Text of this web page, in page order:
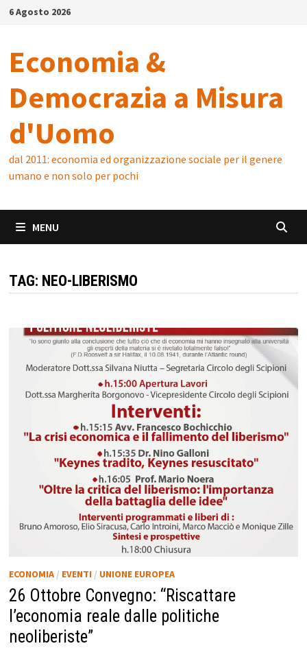
Skip6 Agosto 2026
Economia &
Democrazia a Misura
d'Uomo
dal 2011: economia ed organizzazione sociale per il genere
umano e non solo per pochi
MENU
TAG: NEO-LIBERISMO
ECONOMIA/ EVENTI / UNIONE EUROPEA
26 Ottobre Convegno: “Riscattare
l’economia reale dalle politiche
neoliberiste”